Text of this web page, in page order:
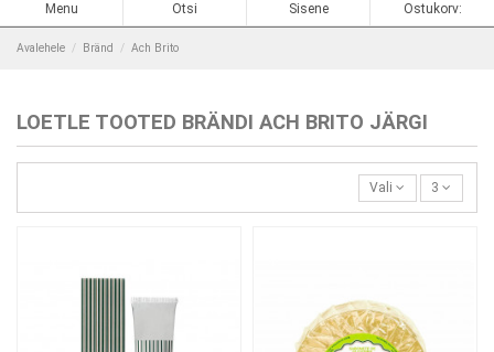
Menu Otsi Sisene Ostukorv:
Avalehele Bränd Ach Brito
LOETLE TOOTED BRÄNDI ACH BRITO JÄRGI
Vali 3